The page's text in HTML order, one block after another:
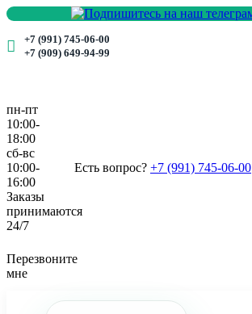
+7 (991) 745-06-00
+7 (909) 649-94-99
пн-пт
10:00-
18:00
сб-вс
10:00-
16:00
Заказы
принимаются
24/7
Есть вопрос? +7 (991) 745-06-00
Перезвоните
мне